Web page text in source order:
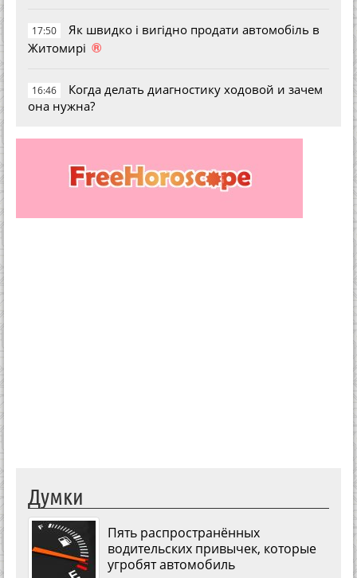
17:50
Як швидко і вигідно продати автомобіль в
Житомирі ®
16:46
Когда делать диагностику ходовой и зачем
она нужна?
Думки
Пять распространённых
водительских привычек, которые
угробят автомобиль